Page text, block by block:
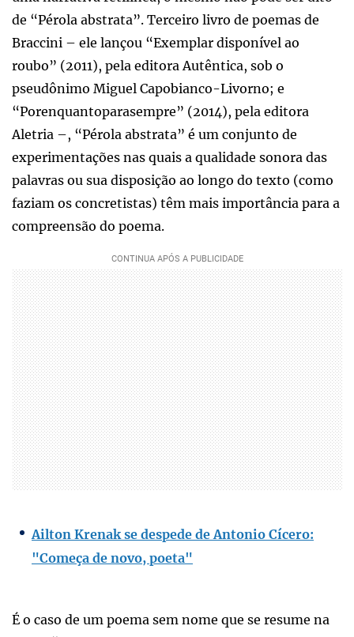
de “Pérola abstrata”. Terceiro livro de poemas de
Braccini – ele lançou “Exemplar disponível ao
roubo” (2011), pela editora Autêntica, sob o
pseudônimo Miguel Capobianco-Livorno; e
“Porenquantoparasempre” (2014), pela editora
Aletria –, “Pérola abstrata” é um conjunto de
experimentações nas quais a qualidade sonora das
palavras ou sua disposição ao longo do texto (como
faziam os concretistas) têm mais importância para a
compreensão do poema.
Ailton Krenak se despede de Antonio Cícero:
"Começa de novo, poeta"
É o caso de um poema sem nome que se resume na